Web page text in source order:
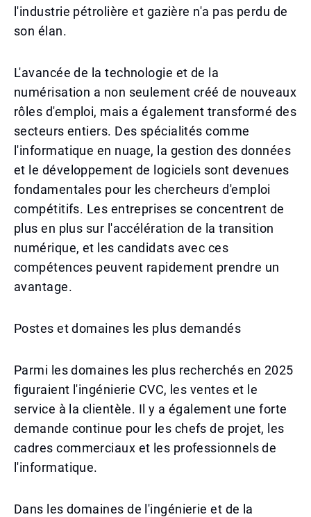
l'industrie pétrolière et gazière n'a pas perdu de
son élan.
L'avancée de la technologie et de la
numérisation a non seulement créé de nouveaux
rôles d'emploi, mais a également transformé des
secteurs entiers. Des spécialités comme
l'informatique en nuage, la gestion des données
et le développement de logiciels sont devenues
fondamentales pour les chercheurs d'emploi
compétitifs. Les entreprises se concentrent de
plus en plus sur l'accélération de la transition
numérique, et les candidats avec ces
compétences peuvent rapidement prendre un
avantage.
Postes et domaines les plus demandés
Parmi les domaines les plus recherchés en 2025
figuraient l'ingénierie CVC, les ventes et le
service à la clientèle. Il y a également une forte
demande continue pour les chefs de projet, les
cadres commerciaux et les professionnels de
l'informatique.
Dans les domaines de l'ingénierie et de la